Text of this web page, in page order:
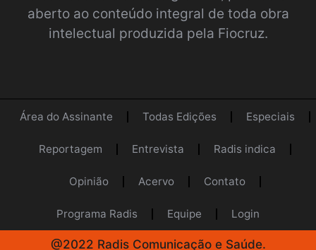
aberto ao conteúdo integral de toda obra
intelectual produzida pela Fiocruz.
Área do Assinante Todas Edições Especiais
Reportagem Entrevista Radis indica
Opinião Acervo Contato
Programa Radis Equipe Login
@2022 Radis Comunicação e Saúde.